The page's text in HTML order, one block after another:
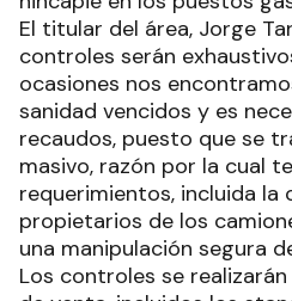
El titular del área, Jorge
controles serán
ocasiones nos
sanidad vencidos y es
recaudos, puesto que se
masivo, razón por la cual
requerimientos, incluida la
propietarios de los
una manipulación segura
Los controles se